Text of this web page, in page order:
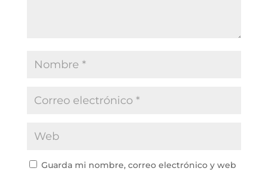
Guarda mi nombre, correo electrónico y web